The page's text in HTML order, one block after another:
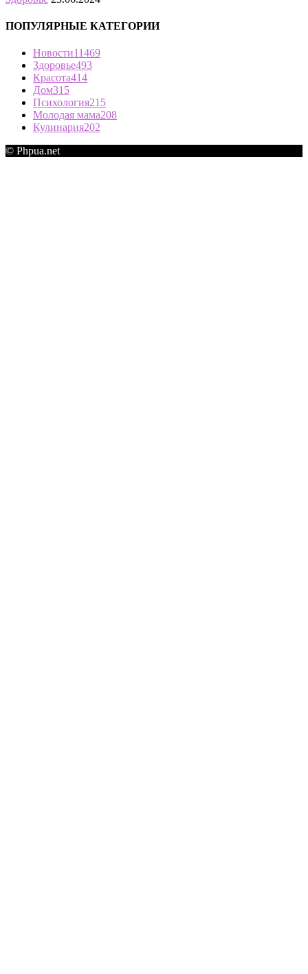
ПОПУЛЯРНЫЕ КАТЕГОРИИ
Новости11469
Здоровье493
Красота414
Дом315
Психология215
Молодая мама208
Кулинария202
© Phpua.net